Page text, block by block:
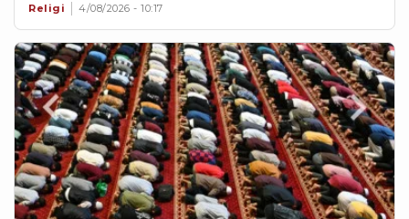
Religi 4/08/2026 - 10:17